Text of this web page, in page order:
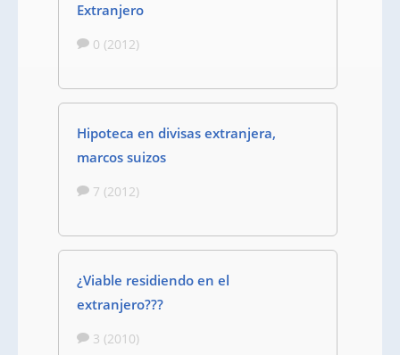
Extranjero
0 (2012)
Hipoteca en divisas extranjera,
marcos suizos
7 (2012)
¿Viable residiendo en el
extranjero???
3 (2010)